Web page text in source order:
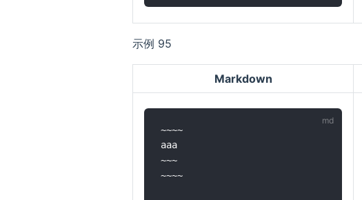
示例 95
Markdown
~~~~
aaa
~~~
~~~~